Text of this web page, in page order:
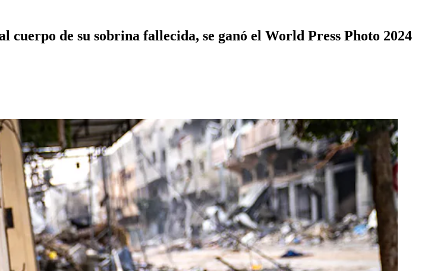
de su sobrina fallecida, se ganó el World Press Photo 2024